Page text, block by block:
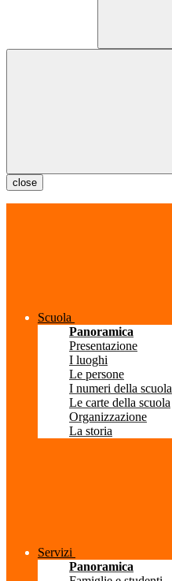
close
Scuola
Panoramica
Presentazione
I luoghi
Le persone
I numeri della scuola
Le carte della scuola
Organizzazione
La storia
Servizi
Panoramica